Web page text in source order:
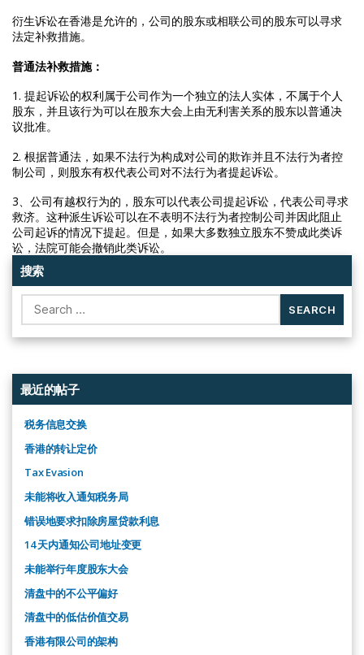
衍生诉讼在香港是允许的，公司的股东或相联公司的股东可以寻求
法定补救措施。
普通法补救措施：
1. 提起诉讼的权利属于公司作为一个独立的法人实体，不属于个人
股东，并且该行为可以在股东大会上由无利害关系的股东以普通决
议批准。
2. 根据普通法，如果不法行为构成对公司的欺诈并且不法行为者控
制公司，则股东有权代表公司对不法行为者提起诉讼。
3、公司有越权行为的，股东可以代表公司提起诉讼，代表公司寻求
救济。这种派生诉讼可以在不表明不法行为者控制公司并因此阻止
公司起诉的情况下提起。但是，如果大多数独立股东不赞成此类诉
讼，法院可能会撤销此类诉讼。
搜索
Search
for:
最近的帖子
税务信息交换
香港的转让定价
Tax Evasion
未能将收入通知税务局
错误地要求扣除房屋贷款利息
14 天内通知公司地址变更
未能举行年度股东大会
清盘中的不公平偏好
清盘中的低估价值交易
香港有限公司的架构